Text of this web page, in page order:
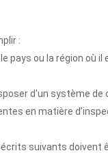
:
pays ou la région où il
d'un système
en matière
suivants